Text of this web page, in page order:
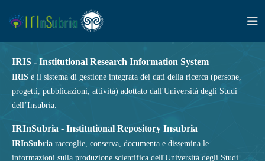
IRIS - Institutional Research Information System
IRIS è il sistema di gestione integrata dei dati della ricerca (persone,
progetti, pubblicazioni, attività) adottato dall'Università degli Studi
dell’Insubria.
IRInSubria - Institutional Repository Insubria
IRInSubria raccoglie, conserva, documenta e dissemina le
informazioni sulla produzione scientifica dell'Università degli Studi